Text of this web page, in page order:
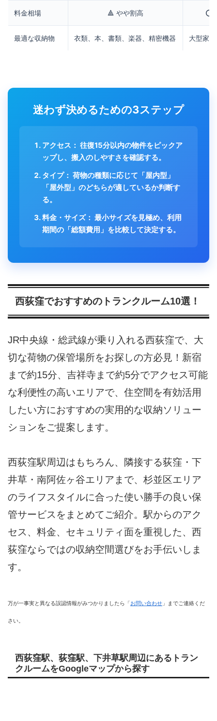
料金相場 🔺 やや割高 ⭕️
最適な収納物 衣類、本、書類、楽器、精密機器 大型家
迷わず決めるための3ステップ
アクセス： 往復15分以内の物件をピックア
ップし、搬入のしやすさを確認する。
タイプ： 荷物の種類に応じて「屋内型」
「屋外型」のどちらが適しているか判断す
る。
料金・サイズ： 最小サイズを見極め、利用
期間の「総額費用」を比較して決定する。
西荻窪でおすすめのトランクルーム10選！
JR中央線・総武線が乗り入れる西荻窪で、大
切な荷物の保管場所をお探しの方必見！新宿
まで約15分、吉祥寺まで約5分でアクセス可能
な利便性の高いエリアで、住空間を有効活用
したい方におすすめの実用的な収納ソリュー
ションをご提案します。
西荻窪駅周辺はもちろん、隣接する荻窪・下
井草・南阿佐ヶ谷エリアまで、杉並区エリア
のライフスタイルに合った使い勝手の良い保
管サービスをまとめてご紹介。駅からのアク
セス、料金、セキュリティ面を重視した、西
荻窪ならではの収納空間選びをお手伝いしま
す。
万が一事実と異なる誤認情報がみつかりましたら「お問い合わせ 」までご連絡くだ
さい。
西荻窪駅、荻窪駅、下井草駅周辺にあるトラン
クルームをGoogleマップから探す